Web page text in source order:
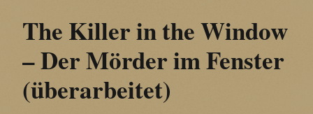
The Killer in the Window
– Der Mörder im Fenster
(überarbeitet)